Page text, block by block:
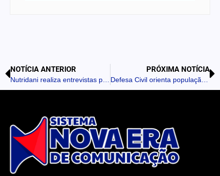
NOTÍCIA ANTERIOR PRÓXIMA NOTÍCIA